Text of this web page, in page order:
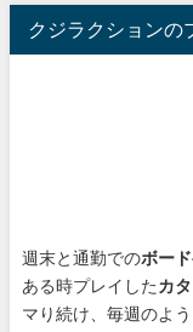
クジラクションの
週末と通勤でのボー
ある時プレイした カ
マり続け 、毎週のよ